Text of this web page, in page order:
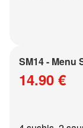
SM14 - Menu
14.90 €